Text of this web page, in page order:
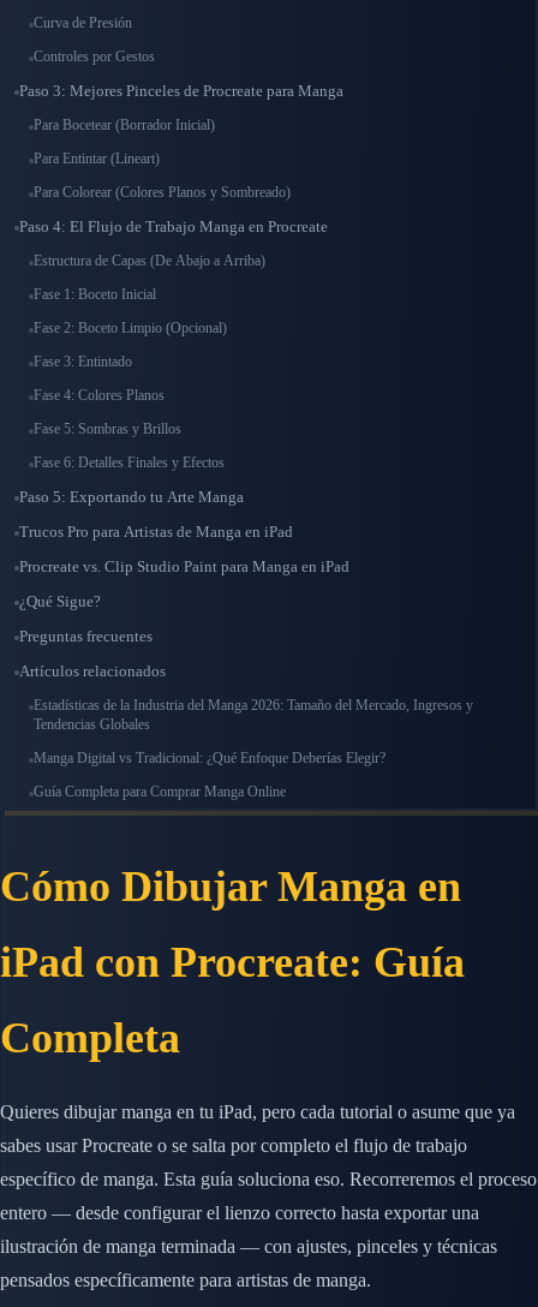
Curva de Presión
Controles por Gestos
Paso 3: Mejores Pinceles de Procreate para Manga
Para Bocetear (Borrador Inicial)
Para Entintar (Lineart)
Para Colorear (Colores Planos y Sombreado)
Paso 4: El Flujo de Trabajo Manga en Procreate
Estructura de Capas (De Abajo a Arriba)
Fase 1: Boceto Inicial
Fase 2: Boceto Limpio (Opcional)
Fase 3: Entintado
Fase 4: Colores Planos
Fase 5: Sombras y Brillos
Fase 6: Detalles Finales y Efectos
Paso 5: Exportando tu Arte Manga
Trucos Pro para Artistas de Manga en iPad
Procreate vs. Clip Studio Paint para Manga en iPad
¿Qué Sigue?
Preguntas frecuentes
Artículos relacionados
Estadísticas de la Industria del Manga 2026: Tamaño del Mercado, Ingresos y
Tendencias Globales
Manga Digital vs Tradicional: ¿Qué Enfoque Deberías Elegir?
Guía Completa para Comprar Manga Online
Cómo Dibujar Manga en
iPad con Procreate: Guía
Completa
Quieres dibujar manga en tu iPad, pero cada tutorial o asume que ya
sabes usar Procreate o se salta por completo el flujo de trabajo
específico de manga. Esta guía soluciona eso. Recorreremos el proceso
entero — desde configurar el lienzo correcto hasta exportar una
ilustración de manga terminada — con ajustes, pinceles y técnicas
pensados específicamente para artistas de manga.